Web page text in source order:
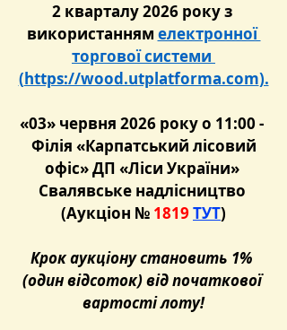
2 кварталу 2026 року з
використанням електронної
торгової системи
(https://wood.utplatforma.com).
«03» червня 2026 року о 11:00 -
Філія «Карпатський лісовий
офіс» ДП «Ліси України»
Свалявське надлісництво
(Аукціон № 1819 ТУТ)
Крок аукціону становить 1%
(один відсоток) від початкової
вартості лоту!